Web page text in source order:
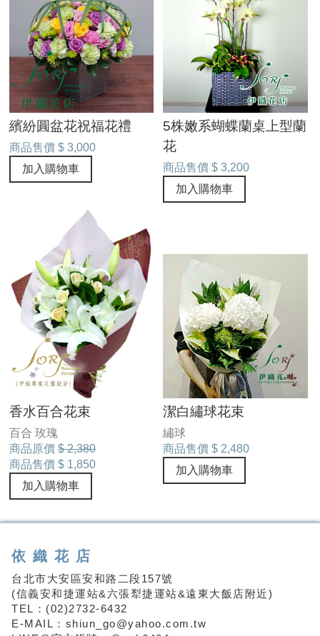
繽紛圓盆花祝福花禮
商品售價 $ 3,000
加入購物車
5株嫩系蝴蝶蘭桌上型蘭
花
商品售價 $ 3,200
加入購物車
香水百合花束
百合 玫瑰
商品原價 $ 2,380
商品售價 $ 1,850
加入購物車
潔白繡球花束
繡球
商品售價 $ 2,480
加入購物車
依織花店
台北市大安區安和路二段157號
(信義安和捷運站&六張犁捷運站&遠東大飯店附近)
TEL：(02)2732-6432
E-MAIL：shiun_go@yahoo.com.tw